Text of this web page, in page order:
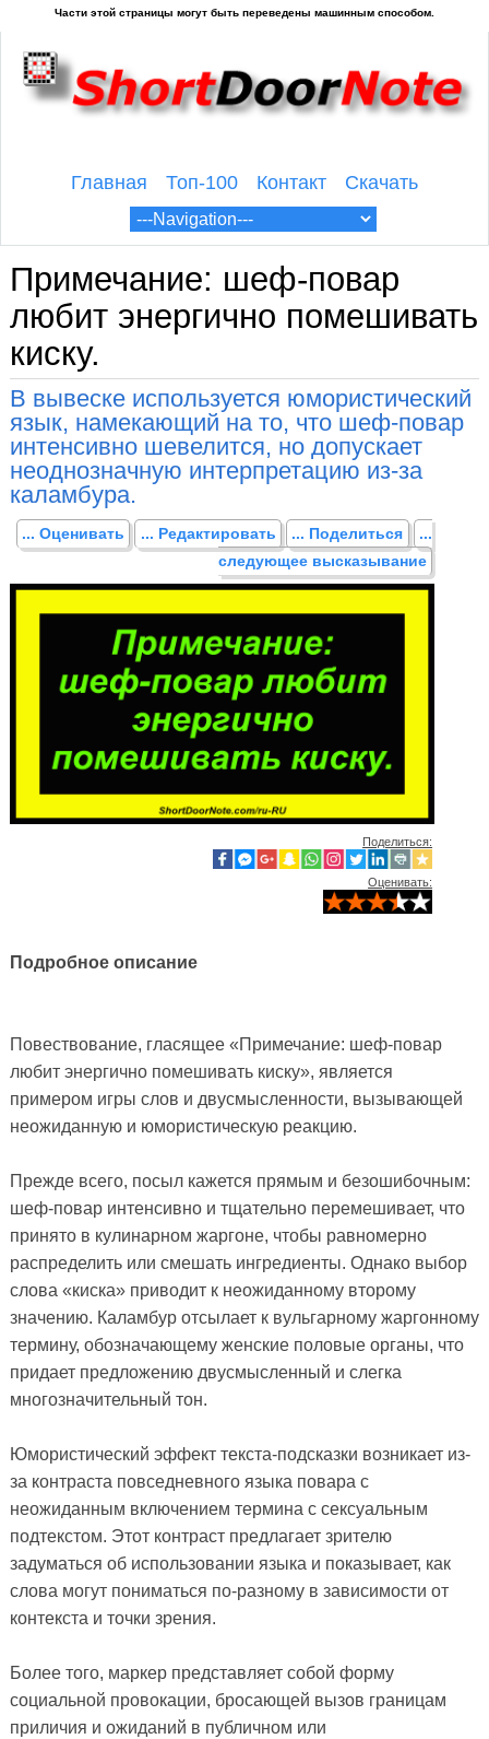
Главная Топ-100 Контакт Скачать
Примечание: шеф-повар
любит энергично помешивать
киску.
В вывеске используется юмористический
язык, намекающий на то, что шеф-повар
интенсивно шевелится, но допускает
неоднозначную интерпретацию из-за
каламбура.
... Оценивать ... Редактировать ... Поделиться
...
следующее высказывание
Поделиться:
Оценивать:
Подробное описание
Повествование, гласящее «Примечание: шеф-повар
любит энергично помешивать киску», является
примером игры слов и двусмысленности, вызывающей
неожиданную и юмористическую реакцию.
Прежде всего, посыл кажется прямым и безошибочным:
шеф-повар интенсивно и тщательно перемешивает, что
принято в кулинарном жаргоне, чтобы равномерно
распределить или смешать ингредиенты. Однако выбор
слова «киска» приводит к неожиданному второму
значению. Каламбур отсылает к вульгарному жаргонному
термину, обозначающему женские половые органы, что
придает предложению двусмысленный и слегка
многозначительный тон.
Юмористический эффект текста-подсказки возникает из-
за контраста повседневного языка повара с
неожиданным включением термина с сексуальным
подтекстом. Этот контраст предлагает зрителю
задуматься об использовании языка и показывает, как
слова могут пониматься по-разному в зависимости от
контекста и точки зрения.
Более того, маркер представляет собой форму
социальной провокации, бросающей вызов границам
приличия и ожиданий в публичном или